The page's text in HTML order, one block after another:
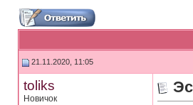
21.11.2020, 11:05
toliks
Новичок